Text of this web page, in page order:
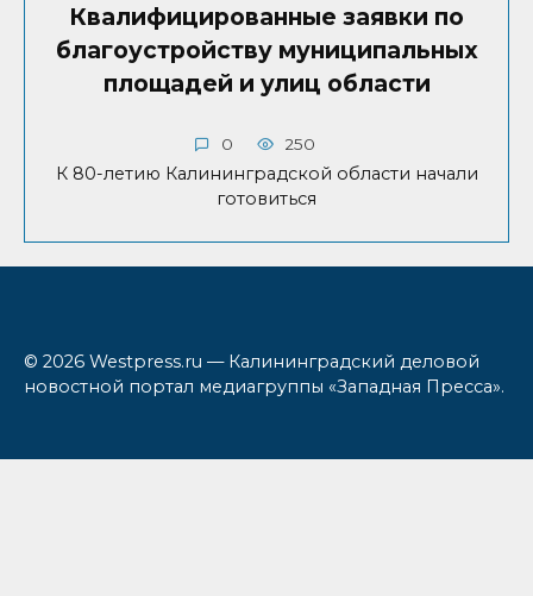
Квалифицированные заявки по
благоустройству муниципальных
площадей и улиц области
0 250
К 80-летию Калининградской области начали
готовиться
© 2026 Westpress.ru — Калининградский деловой
новостной портал медиагруппы «Западная Пресса».